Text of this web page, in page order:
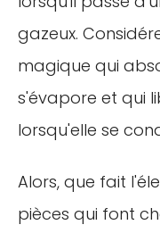
gazeux.
magique qui
s'évapore et qui
lorsqu'elle se
Alors, que fait
pièces qui font